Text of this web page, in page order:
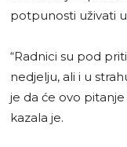
potpunosti uživati
“Radnici su pod
nedjelju, ali i u
je da će ovo
kazala je.